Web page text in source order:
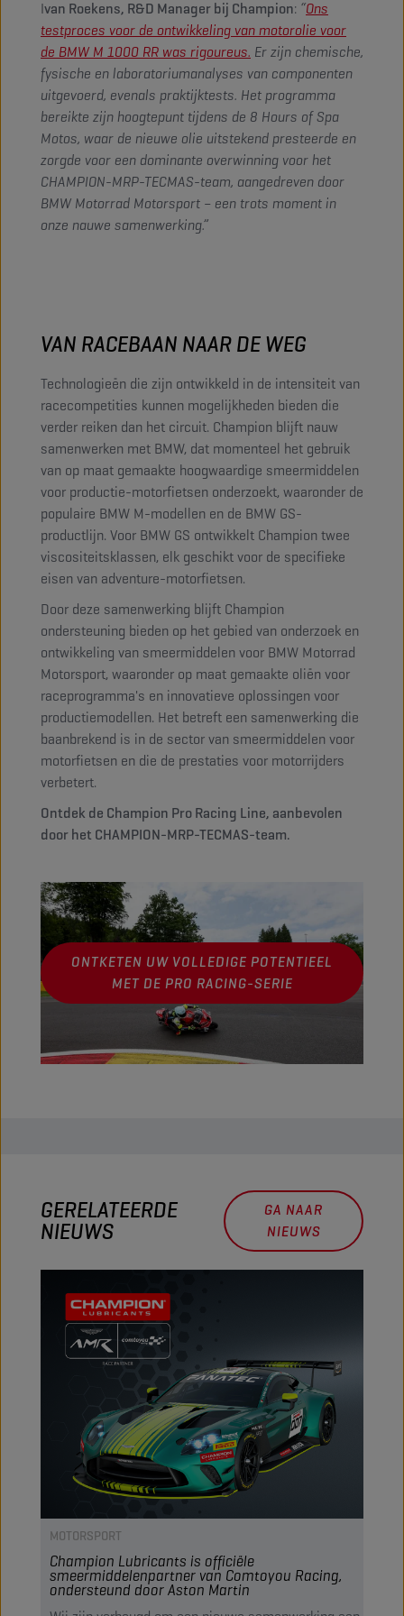
Ivan Roekens, R&D Manager bij Champion: “Ons
testproces voor de ontwikkeling van motorolie voor
de BMW M 1000 RR was rigoureus. Er zijn chemische,
fysische en laboratoriumanalyses van componenten
uitgevoerd, evenals praktijktests. Het programma
bereikte zijn hoogtepunt tijdens de 8 Hours of Spa
Motos, waar de nieuwe olie uitstekend presteerde en
zorgde voor een dominante overwinning voor het
CHAMPION-MRP-TECMAS-team, aangedreven door
BMW Motorrad Motorsport – een trots moment in
onze nauwe samenwerking.”
VAN RACEBAAN NAAR DE WEG
Technologieën die zijn ontwikkeld in de intensiteit van
racecompetities kunnen mogelijkheden bieden die
verder reiken dan het circuit. Champion blijft nauw
samenwerken met BMW, dat momenteel het gebruik
van op maat gemaakte hoogwaardige smeermiddelen
voor productie-motorfietsen onderzoekt, waaronder de
populaire BMW M-modellen en de BMW GS-
productlijn. Voor BMW GS ontwikkelt Champion twee
viscositeitsklassen, elk geschikt voor de specifieke
eisen van adventure-motorfietsen.
Door deze samenwerking blijft Champion
ondersteuning bieden op het gebied van onderzoek en
ontwikkeling van smeermiddelen voor BMW Motorrad
Motorsport, waaronder op maat gemaakte oliën voor
raceprogramma's en innovatieve oplossingen voor
productiemodellen. Het betreft een samenwerking die
baanbrekend is in de sector van smeermiddelen voor
motorfietsen en die de prestaties voor motorrijders
verbetert.
Ontdek de Champion Pro Racing Line, aanbevolen
door het CHAMPION-MRP-TECMAS-team.
ONTKETEN UW VOLLEDIGE POTENTIEEL
MET DE PRO RACING-SERIE
GERELATEERDE
NIEUWS
GA NAAR
NIEUWS
MOTORSPORT
Champion Lubricants is officiële
smeermiddelenpartner van Comtoyou Racing,
ondersteund door Aston Martin